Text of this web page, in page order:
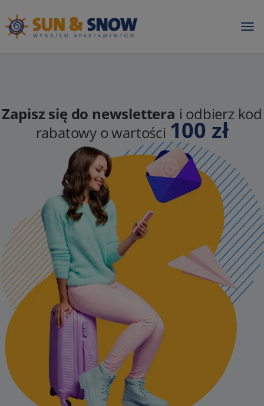
Zapisz się do newslettera i odbierz kod
rabatowy o wartości 100 zł